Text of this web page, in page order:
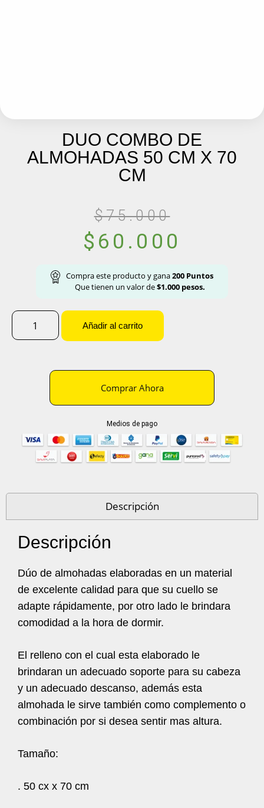
DUO COMBO DE
ALMOHADAS 50 CM X 70
CM
$75.000
$ 60.000
Compra este producto y gana200 Puntos
Que tienen un valor de$1.000pesos.
Añadir al carrito
Comprar Ahora
Medios de pago
Descripción
Descripción
Dúo de almohadas elaboradas en un material
de excelente calidad para que su cuello se
adapte rápidamente, por otro lado le brindara
comodidad a la hora de dormir.
El relleno con el cual esta elaborado le
brindaran un adecuado soporte para su cabeza
y un adecuado descanso, además esta
almohada le sirve también como complemento o
combinación por si desea sentir mas altura.
Tamaño:
. 50 cx x 70 cm